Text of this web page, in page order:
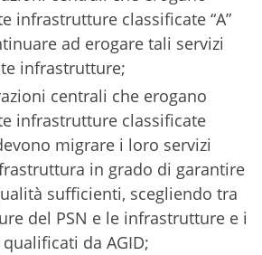
infrastrutture classificate “A”
ad erogare tali servizi
infrastrutture;
centrali che erogano
infrastrutture classificate
migrare i loro servizi
in grado di garantire
sufficienti, scegliendo tra
del PSN e le infrastrutture e i
da AGID;